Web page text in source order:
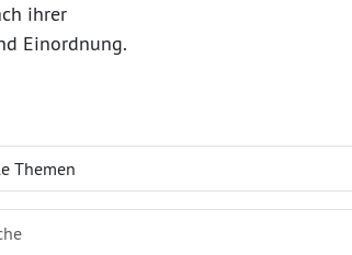
ihrer
Einordnung.